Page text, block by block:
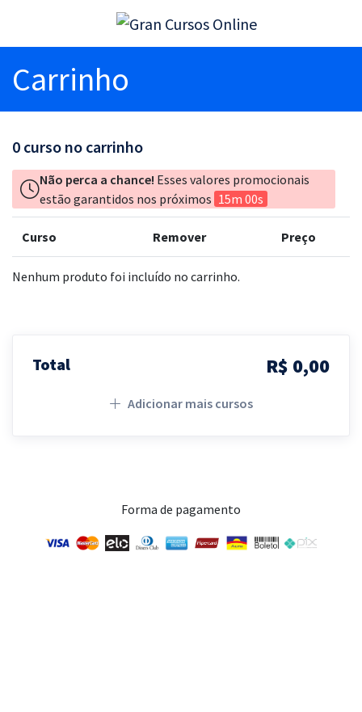
Carrinho
0 curso no carrinho
Não perca a chance! Esses valores promocionais
estão garantidos nos próximos 15m 00s
Curso Remover Preço
Nenhum produto foi incluído no carrinho.
Total R$ 0,00
Adicionar mais cursos
Forma de pagamento